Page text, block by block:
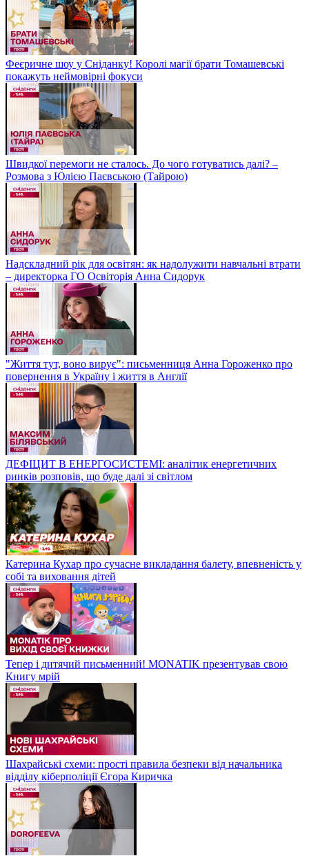
Феєричне шоу у Сніданку! Королі магії брати Томашевські
покажуть неймовірні фокуси
Швидкої перемоги не сталось. До чого готуватись далі? –
Розмова з Юлією Паєвською (Тайрою)
Надскладний рік для освітян: як надолужити навчальні втрати
– директорка ГО Освіторія Анна Сидорук
"Життя тут, воно вирує": письменниця Анна Гороженко про
повернення в Україну і життя в Англії
ДЕФІЦИТ В ЕНЕРГОСИСТЕМІ: аналітик енергетичних
ринків розповів, що буде далі зі світлом
Катерина Кухар про сучасне викладання балету, впевненість у
собі та виховання дітей
Тепер і дитячий письменний! MONATIK презентував свою
Книгу мрій
Шахрайські схеми: прості правила безпеки від начальника
відділу кіберполіції Єгора Киричка